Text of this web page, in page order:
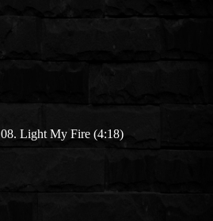
08. Light My Fire (4:18)